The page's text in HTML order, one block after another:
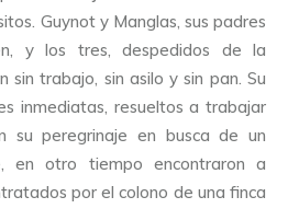
Guynot y Manglas, sus padres
y los tres, despedidos de la
sin trabajo, sin asilo y sin pan. Su
inmediatas, resueltos a trabajar
su peregrinaje en busca de un
en otro tiempo encontraron a
por el colono de una finca